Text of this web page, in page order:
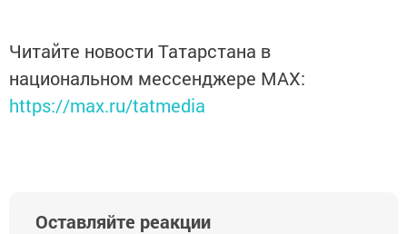
Читайте новости Татарстана в
национальном мессенджере MАХ:
https://max.ru/tatmedia
Оставляйте реакции